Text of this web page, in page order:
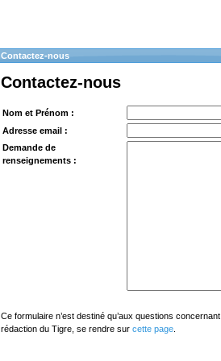
Contactez-nous
Contactez-nous
Nom et Prénom :
Adresse email :
Demande de
renseignements :
Ce formulaire n’est destiné qu’aux questions
rédaction du Tigre, se rendre sur cette page